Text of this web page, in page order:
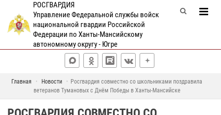
РОСГВАРДИЯ
Управление Федеральной службы войск
национальной гвардии Российской
Федерации по Ханты-Мансийскому
автономному округу - Югре
Главная Новости
Росгвардия совместно со школьниками поздравила
ветеранов Тумановых с Днём Победы в Ханты-Мансийске